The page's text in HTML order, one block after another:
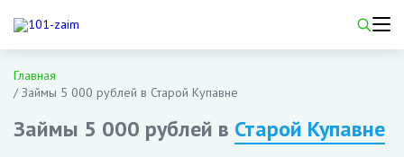
Главная
/Займы 5 000 рублей в Старой Купавне
Займы 5 000 рублей в Старой Купавне